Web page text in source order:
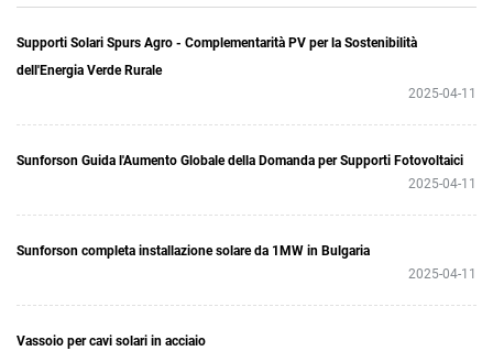
Supporti Solari Spurs Agro - Complementarità PV per la Sostenibilità
dell'Energia Verde Rurale
2025-04-11
Sunforson Guida l'Aumento Globale della Domanda per Supporti Fotovoltaici
2025-04-11
Sunforson completa installazione solare da 1MW in Bulgaria
2025-04-11
Vassoio per cavi solari in acciaio